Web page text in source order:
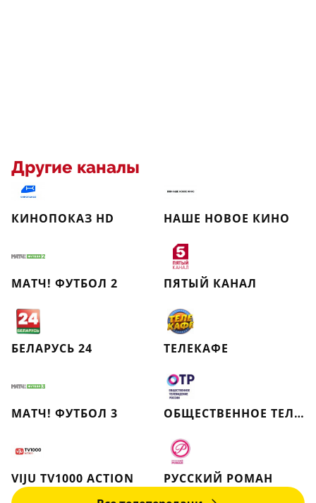
Другие каналы
КИНОПОКАЗ HD НАШЕ НОВОЕ КИНО
МАТЧ! ФУТБОЛ 2 ПЯТЫЙ КАНАЛ
БЕЛАРУСЬ 24 ТЕЛЕКАФЕ
МАТЧ! ФУТБОЛ 3 ОБЩЕСТВЕННОЕ ТЕЛЕВИДЕНИЕ РОССИИ
VIJU TV1000 ACTION
РУССКИЙ РОМАН